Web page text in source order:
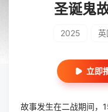
圣诞鬼
2025 英
立即
故事发生在二战期间，